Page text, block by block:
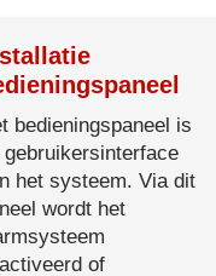
bedieningspaneel is
gebruikersinterface
het systeem. Via dit
wordt het
of